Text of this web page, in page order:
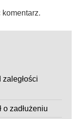
komentarz.
zadłużeniu